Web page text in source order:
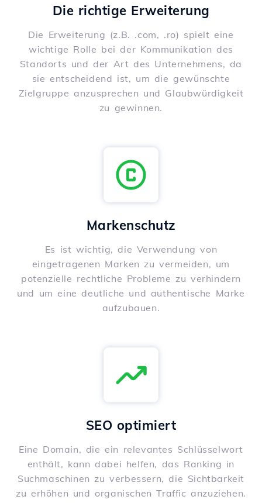
Die richtige Erweiterung
Die Erweiterung (z.B. .com, .ro) spielt eine
wichtige Rolle bei der Kommunikation des
Standorts und der Art des Unternehmens, da
sie entscheidend ist, um die gewünschte
Zielgruppe anzusprechen und Glaubwürdigkeit
zu gewinnen.
Markenschutz
Es ist wichtig, die Verwendung von
eingetragenen Marken zu vermeiden, um
potenzielle rechtliche Probleme zu verhindern
und um eine deutliche und authentische Marke
aufzubauen.
SEO optimiert
Eine Domain, die ein relevantes Schlüsselwort
enthält, kann dabei helfen, das Ranking in
Suchmaschinen zu verbessern, die Sichtbarkeit
zu erhöhen und organischen Traffic anzuziehen.